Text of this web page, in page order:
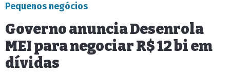
Pequenos negócios
Governo anuncia Desenrola
MEI para negociar R$ 12 bi em
dívidas